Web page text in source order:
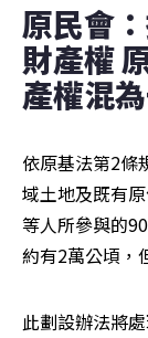
原民會
財產權
產權混
依原基法第2條
域土地及既有
等人所參與的
約有2萬公頃，
此劃設辦法將